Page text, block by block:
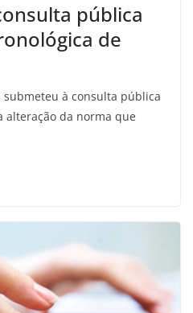
pública
de
à consulta pública
alteração da norma que